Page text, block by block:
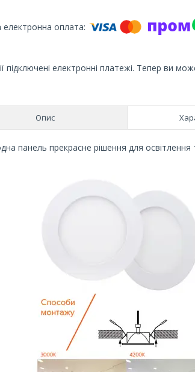
підключені електронні платежі. Тепер ви
Опис
панель прекрасне рішення для